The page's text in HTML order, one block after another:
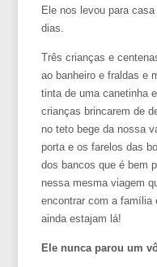
Ele nos levou para
dias.
Três crianças e
ao banheiro e fraldas e
tinta de uma canetinha
crianças brincarem de
no teto bege da nossa
porta e os farelos das
dos bancos que é bem
nessa mesma viagem
encontrar com a família
ainda estajam lá!
Ele nunca parou um